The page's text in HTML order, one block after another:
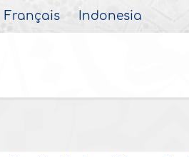
Français Indonesia